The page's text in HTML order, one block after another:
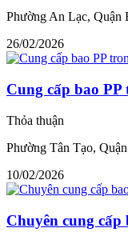
Phường An Lạc,
26/02/2026
Cung cấp bao
Thỏa thuận
Phường Tân Tạo,
10/02/2026
Chuyên cung cấp